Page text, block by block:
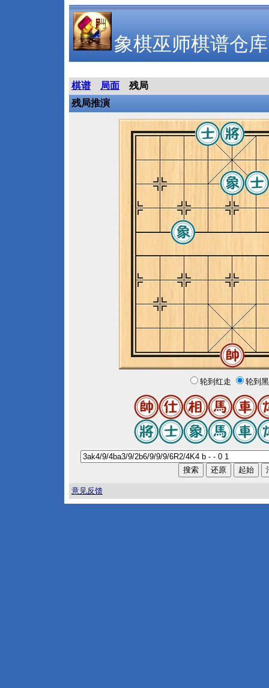
象棋巫师棋谱仓库
棋谱 局面
残局
残局推演
轮到红走 轮到
意见反馈